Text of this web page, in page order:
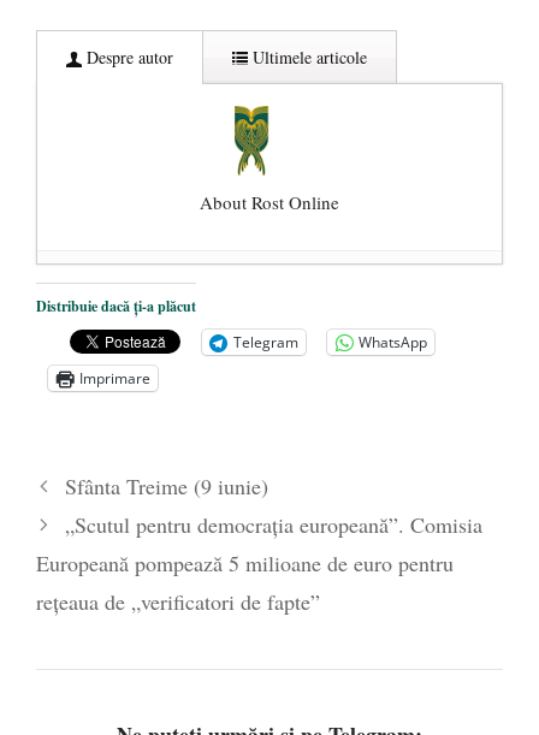
Despre autor Ultimele articole
About Rost Online
Dezvăluiri cutremurătoare despre
președintele Ucrainei, Volodymyr
Zelensky
- 13 mai 2026
Statul care servește Națiunea
poetului Octavian Goga, înlăturat din Iași
- 16 aprilie 2026
Distribuie dacă ți-a plăcut
Telegram
WhatsApp
Imprimare
Sfânta Treime (9 iunie)
„Scutul pentru democrația europeană”. Comisia
Europeană pompează 5 milioane de euro pentru
rețeaua de „verificatori de fapte”